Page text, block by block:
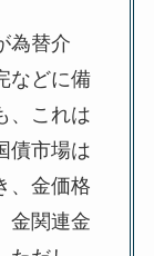
為替介
などに備
、これは
債市場は
、金価格
金関連金